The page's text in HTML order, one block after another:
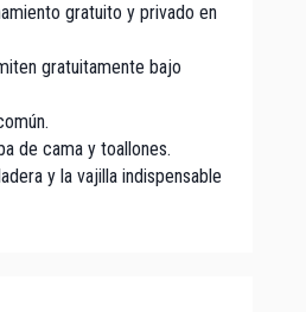
gratuito y privado en
gratuitamente bajo
de cama y toallones.
y la vajilla indispensable